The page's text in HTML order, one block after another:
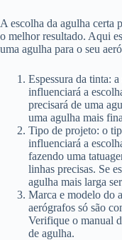
A escolha da agulha certa
o melhor resultado. Aqui
uma agulha para o seu
Espessura da tinta:
influenciará a
precisará de uma
uma agulha mais
Tipo de projeto: o
influenciará a
fazendo uma
linhas precisas. Se
agulha mais larga
Marca e modelo do
aerógrafos só são
Verifique o manual
de agulha.